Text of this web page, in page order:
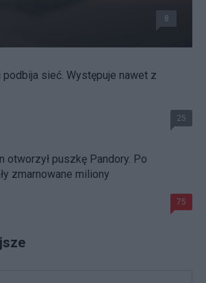
8
podbija sieć. Występuje nawet z
25
otworzył puszkę Pandory. Po
zmarnowane miliony
75